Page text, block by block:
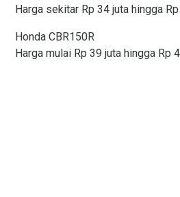
Harga sekitar Rp 34 juta hingga
Honda CBR150R
Harga mulai Rp 39 juta hingga Rp